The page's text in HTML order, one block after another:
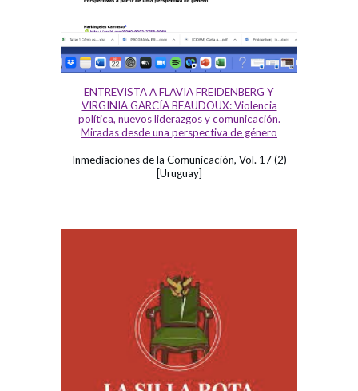
ENTREVISTA A FLAVIA FREIDENBERG Y
VIRGINIA GARCÍA BEAUDOUX: Violencia
política, nuevos liderazgos y comunicación.
Miradas desde una perspectiva de género
Inmediaciones de la Comunicación, Vol. 17 (2)
[Uruguay]